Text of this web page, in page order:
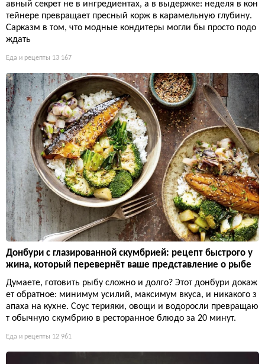
авный секрет не в ингредиентах, а в выдержке: неделя в кон
тейнере превращает пресный корж в карамельную глубину.
Сарказм в том, что модные кондитеры могли бы просто подо
ждать
Еда и рецепты 13 167
Донбури с глазированной скумбрией: рецепт быстрого у
жина, который перевернёт ваше представление о рыбе
Думаете, готовить рыбу сложно и долго? Этот донбури докаж
ет обратное: минимум усилий, максимум вкуса, и никакого з
апаха на кухне. Соус терияки, овощи и водоросли превращаю
т обычную скумбрию в ресторанное блюдо за 20 минут.
Еда и рецепты 12 961